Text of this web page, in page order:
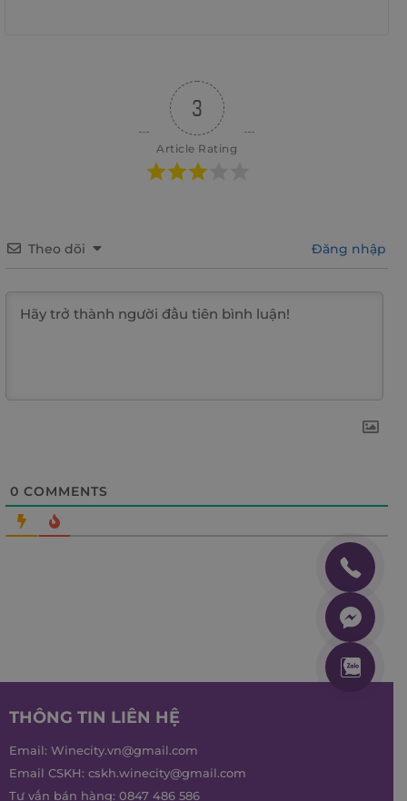
3
Article Rating
Theo dõi Đăng nhập
0 COMMENTS
THÔNG TIN LIÊN HỆ
Email: Winecity.vn@gmail.com
Email CSKH: cskh.winecity@gmail.com
Tư vấn bán hàng: 0847 486 586